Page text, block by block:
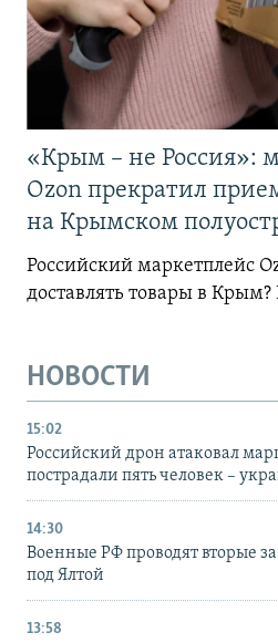
«Крым – не Россия»:
Ozon прекратил
на Крымском
Российский маркетплейс
доставлять товары в
НОВОСТИ
15:02
Российский дрон атаковал
пострадали пять человек –
14:30
Военные РФ проводят вторые
под Ялтой
13:58